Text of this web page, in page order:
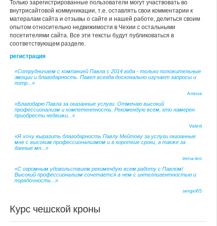
Только зарегистрированные пользователи могут участвовать во
внутрисайтовой коммуникации, т.е. оставлять свои комментарии к
матералам сайта и отзывы о сайте и нашей работе, делиться своим
опытом относительно недвижимости в Чехии с остальными
посетителями сайта. Все эти тексты будут публиковаться в
соответствующем разделе.
регистрация
«Сотрудничаем с компанией Павла с 2014 года - только положительные
эмоции и благодарность. Павел всегда досконально изучает запросы и
потр...»
Алена
«Благодарю Павла за оказанные услуги. Отмечаю высокий
профессионализм и компетентность. Рекомендую всем, кто намерен
приобрести недвижи...»
Valerii
«Я хочу выразить благодарность Павлу Мейтову за услуги оказанные
мне с высоким профессионализмом и в короткие сроки, а также за
данные мн...»
irena-leo
«С огромным удовольствием рекомендую всем работу с Павлом!
Высокий профессионализм сочетается в нем с интеллигентностью и
порядочность...»
sergei65
Курс чешской кроны